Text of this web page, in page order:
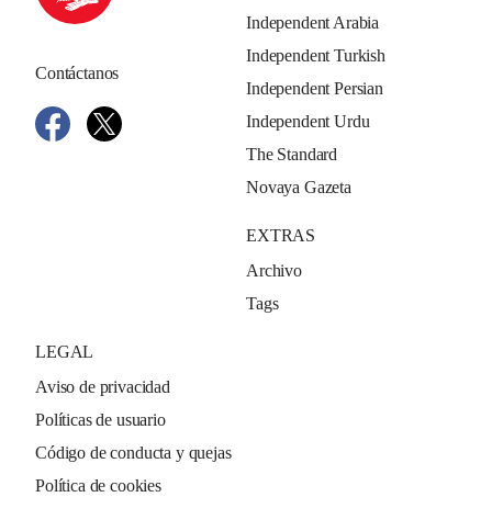
Contáctanos
Independent Arabia
Independent Turkish
Independent Persian
Independent Urdu
The Standard
Novaya Gazeta
EXTRAS
Archivo
Tags
LEGAL
Aviso de privacidad
Políticas de usuario
Código de conducta y quejas
Política de cookies